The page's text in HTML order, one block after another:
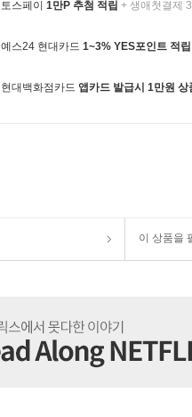
토스페이 1만P 추첨 적립 + 생애첫결제
예스24 현대카드 1~3% YES포인트 적립
현대백화점카드 앱카드 발급시 1만원 상
이 상품을